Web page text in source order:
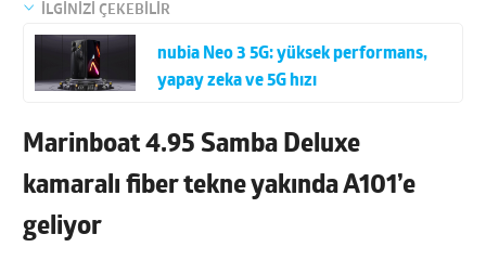
İLGİNİZİ ÇEKEBİLİR
nubia Neo 3 5G: yüksek performans,
yapay zeka ve 5G hızı
Marinboat 4.95 Samba Deluxe
kamaralı fiber tekne yakında A101’e
geliyor